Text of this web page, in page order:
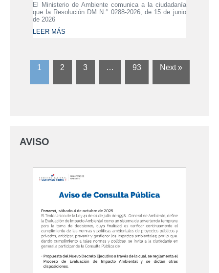
El Ministerio de Ambiente comunica a la ciudadanía
que la Resolución DM N.° 0288-2026, de 15 de junio
de 2026
LEER MÁS
1 2 3 … 93 Next »
AVISO